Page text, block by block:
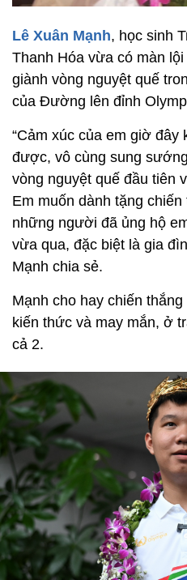
Lê Xuân Mạnh, học sinh
Thanh Hóa vừa có màn
giành vòng nguyệt quế
của Đường lên đỉnh
“Cảm xúc của em giờ đây
được, vô cùng sung
vòng nguyệt quế đầu tiên
Em muốn dành tặng
những người đã ủng hộ
vừa qua, đặc biệt là gia
Mạnh chia sẻ.
Mạnh cho hay chiến
kiến thức và may mắn, ở
cả 2.